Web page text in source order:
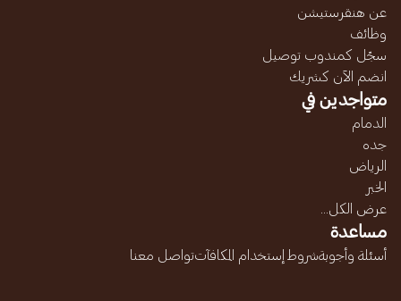
عن هنقرستيشن
وظائف
سجّل كمندوب توصيل
انضم الآن كشريك
متواجدين في
الدمام
جده
الرياض
الخبر
عرض الكل...
مساعدة
أسئلة وأجوبةشروط إستخدام المكافآتتواصل معنا